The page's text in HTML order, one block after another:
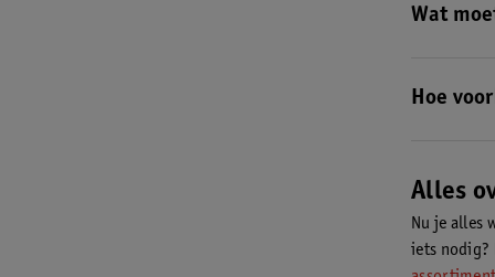
Wat
Hoe
Alles
Nu je alles
iets nodig?